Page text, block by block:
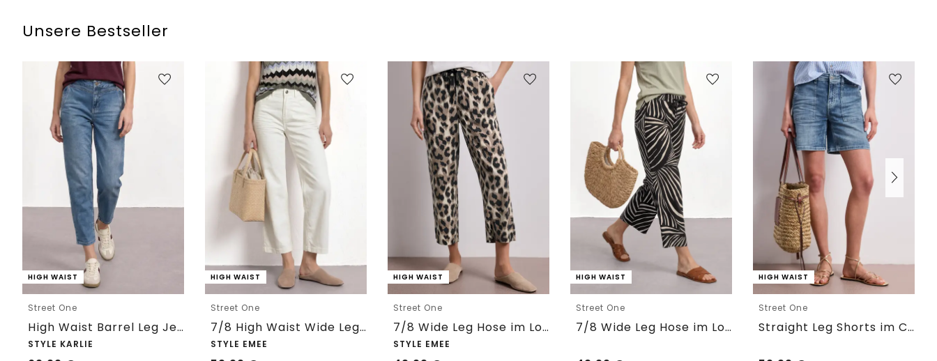
Unsere Bestseller
HIGH WAIST
Street One
High Waist Barrel Leg Jeans im Loose Fit
STYLE KARLIE
HIGH WAIST
Street One
7/8 High Waist Wide Leg Jeans im Loose Fit
STYLE EMEE
HIGH WAIST
Street One
7/8 Wide Leg Hose im Loose Fit mit Print
STYLE EMEE
HIGH WAIST
Street One
7/8 Wide Leg Hose im Loose Fit
HIGH WAIST
Street One
Straight Leg Shorts im Casual Fit